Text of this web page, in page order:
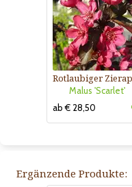
Malus 'Scarlet'
ab € 28,50
Ergänzende Produkte: